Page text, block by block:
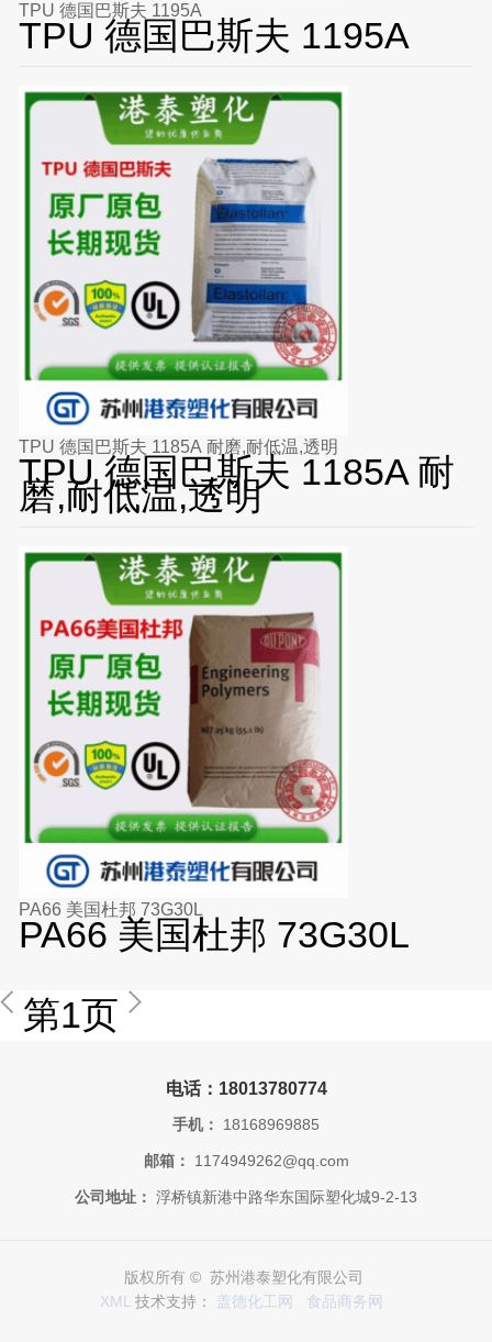
TPU 德国巴斯夫 1195A
TPU 德国巴斯夫 1195A
TPU 德国巴斯夫 1185A 耐磨,耐低温,透明
TPU 德国巴斯夫 1185A 耐
磨,耐低温,透明
PA66 美国杜邦 73G30L
PA66 美国杜邦 73G30L
第1页
电话：18013780774
手机： 18168969885
邮箱： 1174949262@qq.com
公司地址： 浮桥镇新港中路华东国际塑化城9-2-13
版权所有 © 苏州港泰塑化有限公司
XML 技术支持： 盖德化工网 食品商务网